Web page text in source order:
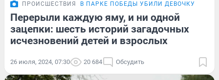
ПРОИСШЕСТВИЯ В ПАРКЕ ПОБЕДЫ УБИЛИ ДЕВОЧКУ
Перерыли каждую яму, и ни одной
зацепки: шесть историй загадочных
исчезновений детей и взрослых
26 июля, 2024, 07:30 20 684 Обсудить